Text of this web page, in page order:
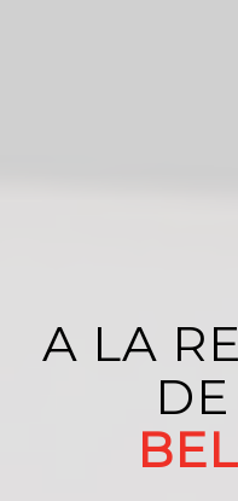
A LA
DE